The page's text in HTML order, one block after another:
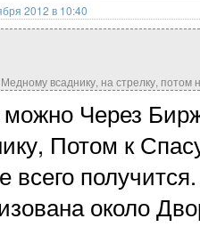
2012 в 10:40
всаднику, на стрелку,
можно Через
Потом к
всего
около